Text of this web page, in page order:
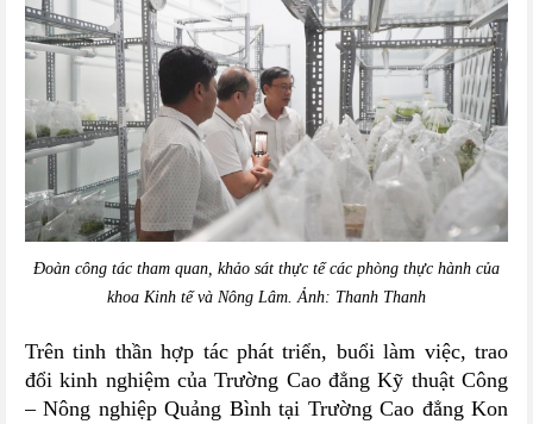
Đoàn công tác tham quan, khảo sát thực tế các phòng thực hành của
khoa Kinh tế và Nông Lâm. Ảnh: Thanh Thanh
Trên tinh thần hợp tác phát triển, buổi làm việc, trao
đổi kinh nghiệm của Trường Cao đẳng Kỹ thuật Công
– Nông nghiệp Quảng Bình tại Trường Cao đẳng Kon